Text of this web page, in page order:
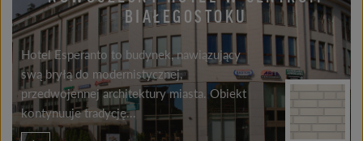
BIAŁEGOSTOKU
Hotel Esperanto to budynek, nawiązujący
swą bryłą do modernistycznej,
przedwojennej architektury miasta. Obiekt
kontynuuje tradycję...